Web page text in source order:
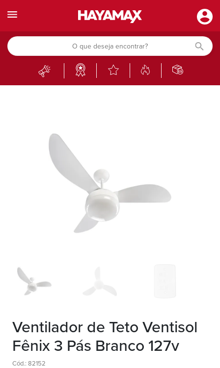
Ventilador de Teto Ventisol
Fênix 3 Pás Branco 127v
Cód.: 82152